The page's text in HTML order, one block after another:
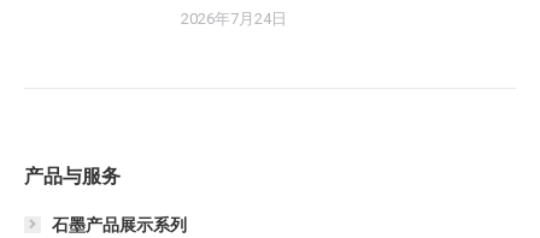
2026年7月24日
产品与服务
石墨产品展示系列